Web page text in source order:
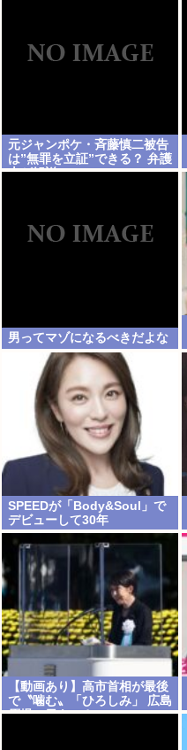
元ジャンポケ・斉藤慎二被告
は”無罪を立証”できる？ 弁護
士が解説
男ってマゾになるべきだよな
SPEEDが「Body&Soul」で
デビューして30年
【動画あり】高市首相が最後
で〝噛む〟「ひろしみ」 広島
原爆の日あいさつ